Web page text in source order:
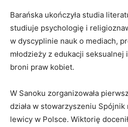
Barańska ukończyła studia
studiuje psychologię i
w dyscyplinie nauk o mediach,
młodzieży z edukacji
broni praw kobiet.
W Sanoku zorganizowała
działa w stowarzyszeniu
lewicy w Polsce. Wiktorię